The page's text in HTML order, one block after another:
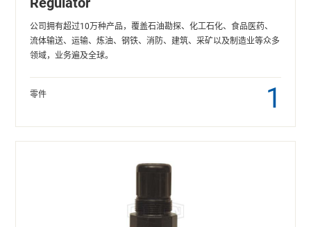
公司拥有超过10万种产品，覆盖石油勘探、化工石化、食品医药、
流体输送、运输、炼油、钢铁、消防、建筑、采矿以及制造业等众多
领域，业务遍及全球。
零件 1